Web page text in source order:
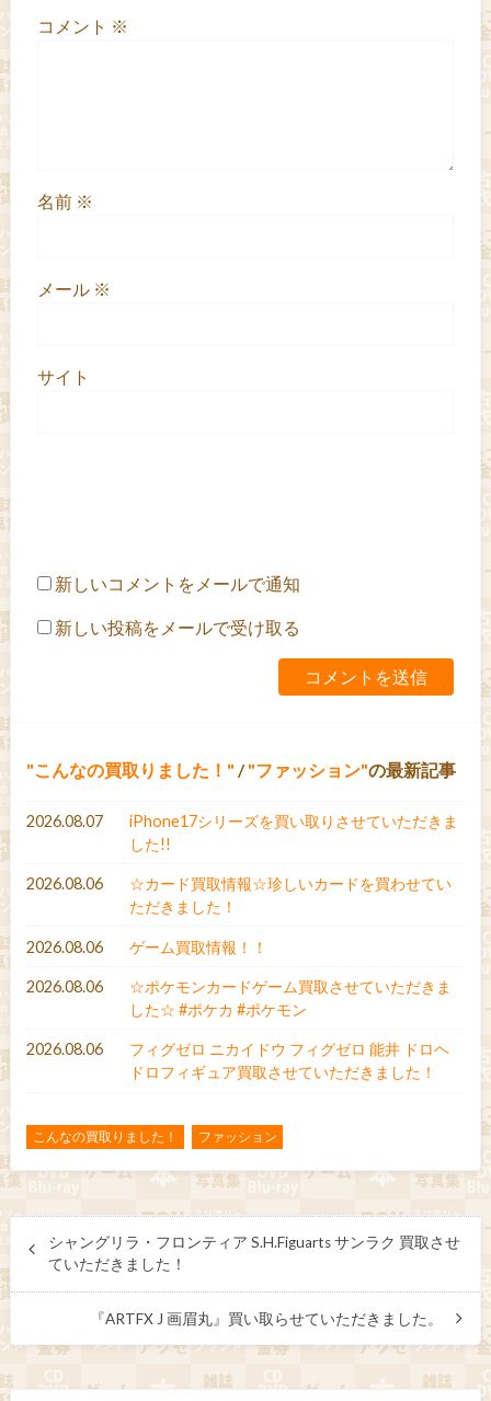
コメント ※
名前 ※
メール ※
サイト
新しいコメントをメールで通知
新しい投稿をメールで受け取る
こんなの買取りました！ / ファッション の最新記事
2026.08.07
iPhone17シリーズを買い取りさせていただきま
した!!
2026.08.06
☆カード買取情報☆珍しいカードを買わせてい
ただきました！
2026.08.06 ゲーム買取情報！！
2026.08.06
☆ポケモンカードゲーム買取させていただきま
した☆ #ポケカ #ポケモン
2026.08.06
フィグゼロ ニカイドウ フィグゼロ 能井 ドロヘ
ドロフィギュア買取させていただきました！
こんなの買取りました！ ファッション
シャングリラ・フロンティア S.H.Figuarts サンラク 買取させ
ていただきました！
『ARTFX J 画眉丸』買い取らせていただきました。